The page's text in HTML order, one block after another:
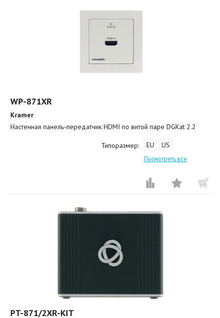
WP-871XR
Kramer
Настенная панель-передатчик HDMI по витой паре DGKat 2.2
Типоразмер: EU US
Посмотреть все
PT-871/2XR-KIT